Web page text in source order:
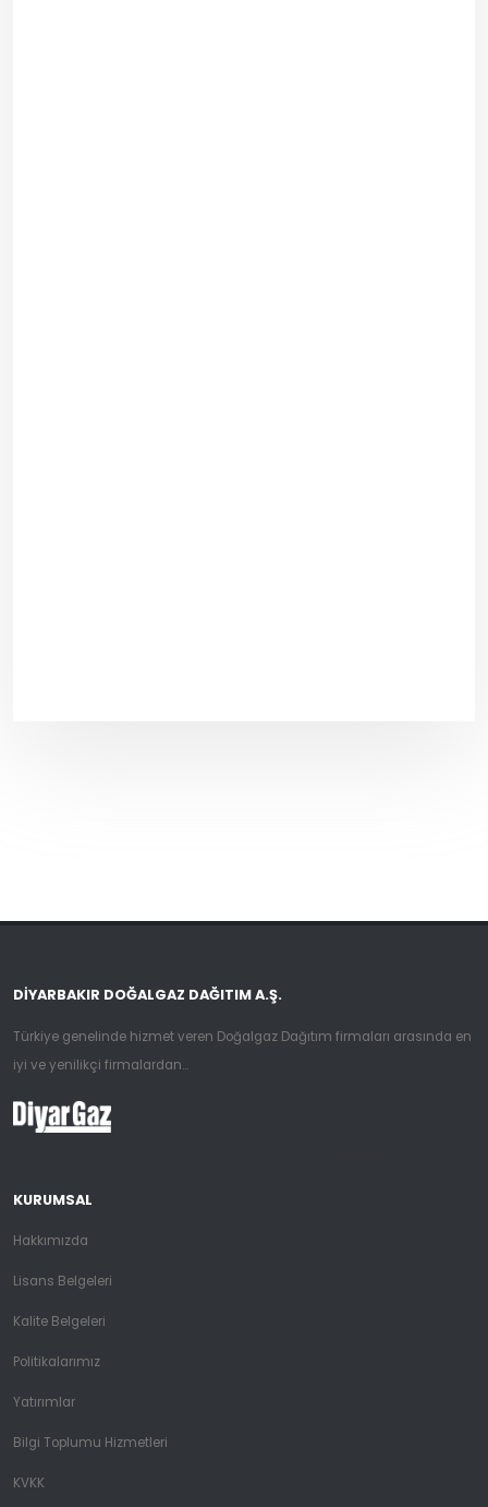
DIYARBAKIR DOĞALGAZ DAĞITIM A.Ş.
Türkiye genelinde hizmet veren Doğalgaz Dağıtım firmaları arasında en
iyi ve yenilikçi firmalardan...
KURUMSAL
Hakkımızda
Lisans Belgeleri
Kalite Belgeleri
Politikalarımız
Yatırımlar
Bilgi Toplumu Hizmetleri
KVKK